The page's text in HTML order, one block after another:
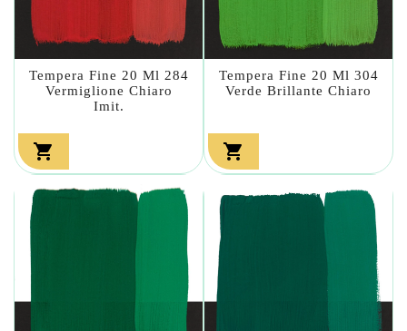
Tempera Fine 20 Ml 284
Vermiglione Chiaro
Imit.

Tempera Fine 20 Ml 304
Verde Brillante Chiaro
